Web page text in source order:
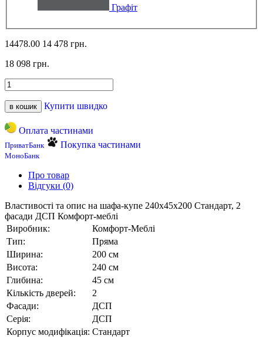
Графіт
14478.00 14 478 грн.
18 098 грн.
в кошик Купити швидко
Оплата частинами
ПриватБанк Покупка частинами
МоноБанк
Про товар
Відгуки (0)
Властивості та опис на шафа-купе 240х45х200 Стандарт, 2
фасади ДСП Комфорт-меблі
Виробник:
Комфорт-Меблі
Тип:
Пряма
Ширина:
200 см
Висота:
240 см
Глибина:
45 см
Кількість дверей:
2
Фасади:
ДСП
Серія:
ДСП
Корпус модифікація: Стандарт